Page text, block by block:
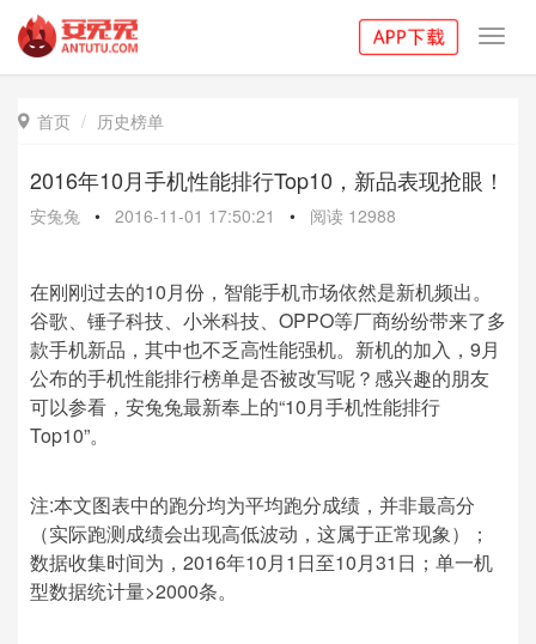
 首页 历史榜单
2016年10月手机性能排行Top10，新品表现抢眼！
安兔兔 • 2016-11-01 17:50:21 • 阅读 12988
在刚刚过去的10月份，智能手机市场依然是新机频出。
谷歌、锤子科技、小米科技、OPPO等厂商纷纷带来了多
款手机新品，其中也不乏高性能强机。新机的加入，9月
公布的手机性能排行榜单是否被改写呢？感兴趣的朋友
可以参看，安兔兔最新奉上的“10月手机性能排行
Top10”。
注:本文图表中的跑分均为平均跑分成绩，并非最高分
（实际跑测成绩会出现高低波动，这属于正常现象）；
数据收集时间为，2016年10月1日至10月31日；单一机
型数据统计量>2000条。